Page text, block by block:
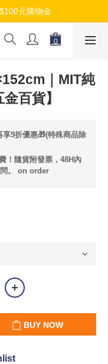
元購物金
元購物金
再拿$50折扣金
｜MIT純
百貨】
9折優惠🎁(特殊商品除
！隨貨附發票，48H內
。 on order
BUY NOW